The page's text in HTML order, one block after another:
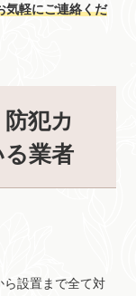
気軽にご連絡くだ
犯カ
る業者
ら設置まで全て対